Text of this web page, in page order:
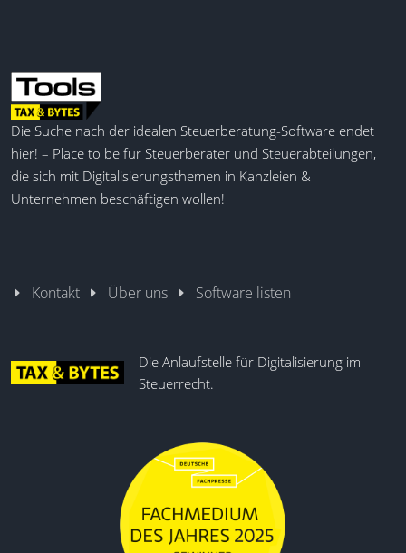
Die Suche nach der idealen Steuerberatung-Software endet
hier! – Place to be für Steuerberater und Steuerabteilungen,
die sich mit Digitalisierungsthemen in Kanzleien &
Unternehmen beschäftigen wollen!
Kontakt Über uns Software listen
Die Anlaufstelle für Digitalisierung im
Steuerrecht.